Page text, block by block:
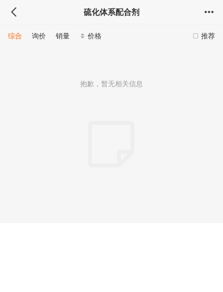
硫化体系配合剂
推荐
综合 询价 销量 价格
抱歉，暂无相关信息